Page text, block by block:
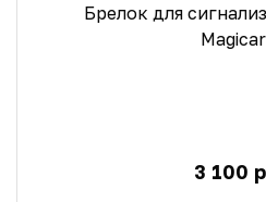
Брелок для
3 100